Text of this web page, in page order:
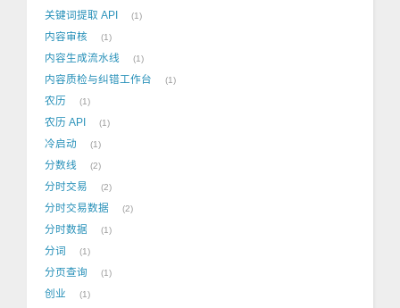
关键词提取 API 1
内容审核 1
内容生成流水线 1
内容质检与纠错工作台 1
农历 1
农历 API 1
冷启动 1
分数线 2
分时交易 2
分时交易数据 2
分时数据 1
分词 1
分页查询 1
创业 1